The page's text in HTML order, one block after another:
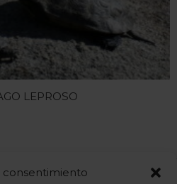
consentimiento
LEPROSO
legal